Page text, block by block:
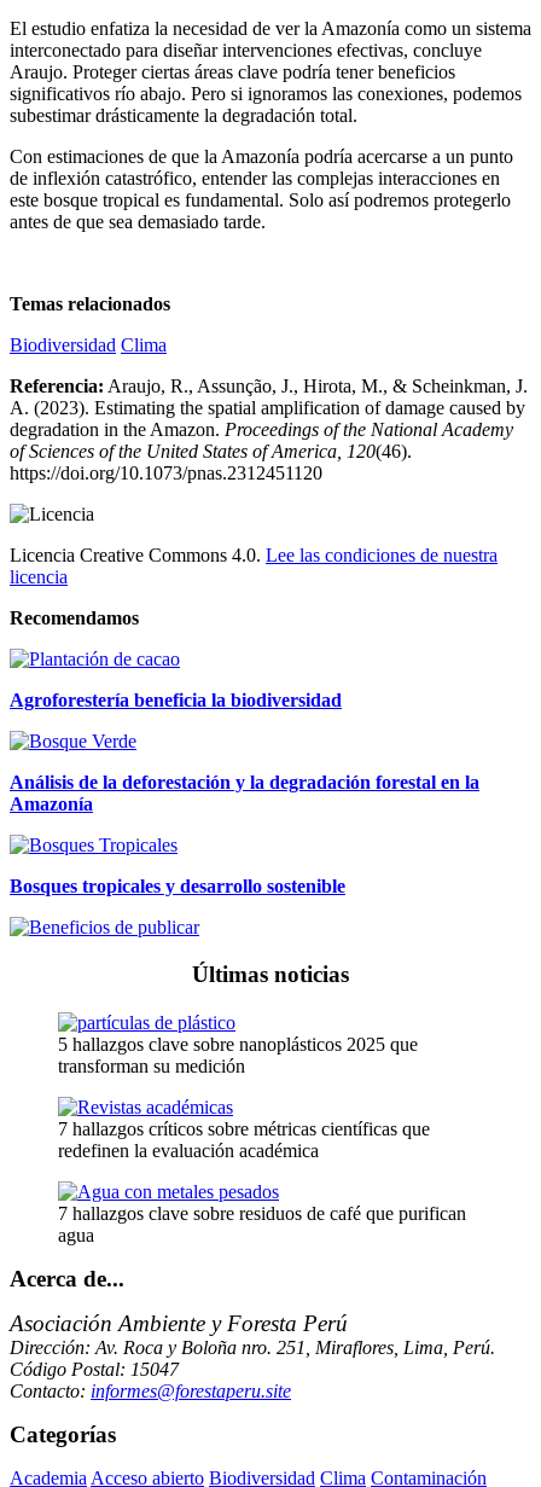
El estudio enfatiza la necesidad de ver la Amazonía como un sistema
interconectado para diseñar intervenciones efectivas, concluye
Araujo. Proteger ciertas áreas clave podría tener beneficios
significativos río abajo. Pero si ignoramos las conexiones, podemos
subestimar drásticamente la degradación total.
Con estimaciones de que la Amazonía podría acercarse a un punto
de inflexión catastrófico, entender las complejas interacciones en
este bosque tropical es fundamental. Solo así podremos protegerlo
antes de que sea demasiado tarde.
Temas relacionados
Biodiversidad Clima
Referencia: Araujo, R., Assunção, J., Hirota, M., & Scheinkman, J.
A. (2023). Estimating the spatial amplification of damage caused by
degradation in the Amazon. Proceedings of the National Academy
of Sciences of the United States of America, 120(46).
https://doi.org/10.1073/pnas.2312451120
Licencia Creative Commons 4.0. Lee las condiciones de nuestra
licencia
Recomendamos
Agroforestería beneficia la biodiversidad
Análisis de la deforestación y la degradación forestal en la
Amazonía
Bosques tropicales y desarrollo sostenible
Últimas noticias
5 hallazgos clave sobre nanoplásticos 2025 que
transforman su medición
7 hallazgos críticos sobre métricas científicas que
redefinen la evaluación académica
7 hallazgos clave sobre residuos de café que purifican
agua
Acerca de...
Asociación Ambiente y Foresta Perú
Dirección: Av. Roca y Boloña nro. 251, Miraflores, Lima, Perú.
Código Postal: 15047
Contacto: informes@forestaperu.site
Categorías
AcademiaAcceso abierto Biodiversidad Clima Contaminación